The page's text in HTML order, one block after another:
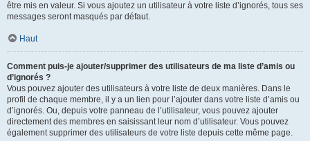
être mis en valeur. Si vous ajoutez un utilisateur à votre liste d’ignorés, tous ses
messages seront masqués par défaut.
Haut
Comment puis-je ajouter/supprimer des utilisateurs de ma liste d’amis ou
d’ignorés ?
Vous pouvez ajouter des utilisateurs à votre liste de deux manières. Dans le
profil de chaque membre, il y a un lien pour l’ajouter dans votre liste d’amis ou
d’ignorés. Ou, depuis votre panneau de l’utilisateur, vous pouvez ajouter
directement des membres en saisissant leur nom d’utilisateur. Vous pouvez
également supprimer des utilisateurs de votre liste depuis cette même page.